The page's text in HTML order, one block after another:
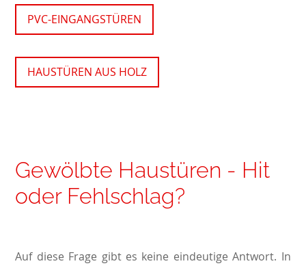
PVC-EINGANGSTÜREN
HAUSTÜREN AUS HOLZ
Gewölbte Haustüren - Hit
oder Fehlschlag?
Auf diese Frage gibt es keine eindeutige Antwort. In